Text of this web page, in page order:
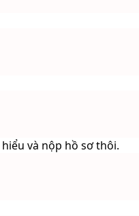
và nộp hồ sơ thôi.